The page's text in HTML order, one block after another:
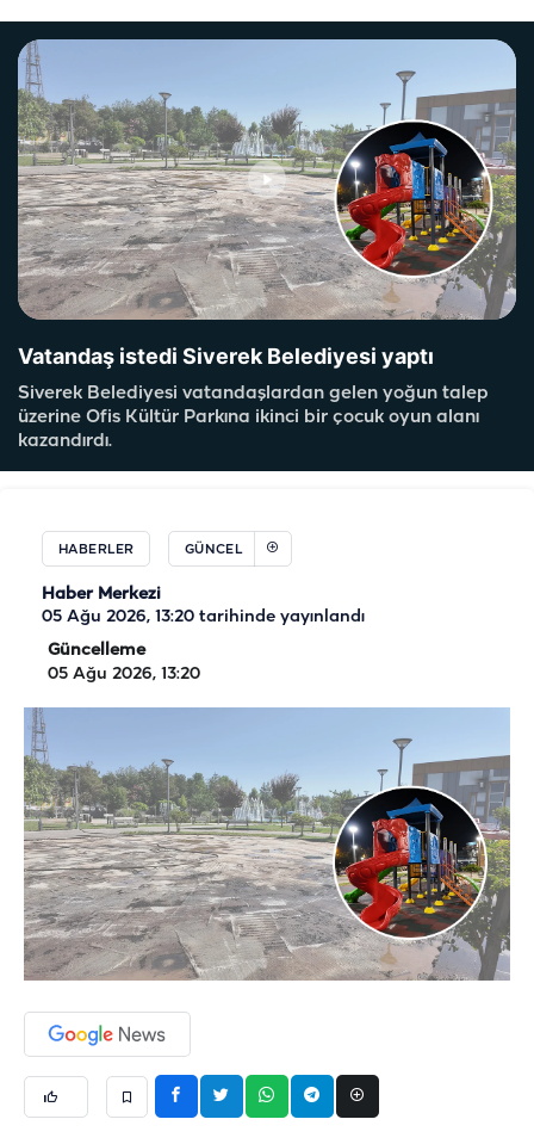
Vatandaş istedi Siverek Belediyesi yaptı
Siverek Belediyesi vatandaşlardan gelen yoğun talep
üzerine Ofis Kültür Parkına ikinci bir çocuk oyun alanı
kazandırdı.
HABERLER GÜNCEL
Haber Merkezi
05 Ağu 2026, 13:20 tarihinde yayınlandı
Güncelleme
05 Ağu 2026, 13:20